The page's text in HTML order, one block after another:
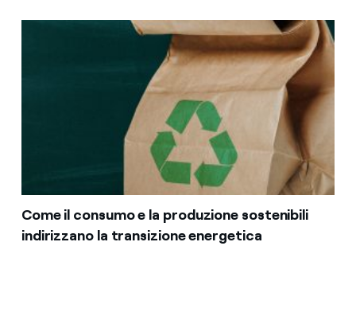
Come il consumo e la produzione sostenibili
indirizzano la transizione energetica